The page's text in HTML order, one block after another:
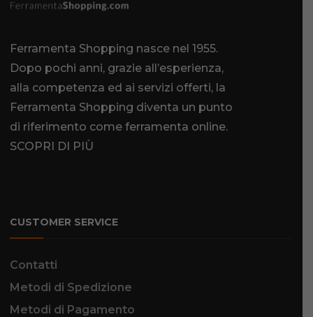
Ferramenta Shopping nasce nel 1955.
Dopo pochi anni, grazie all’esperienza,
alla competenza ed ai servizi offerti, la
Ferramenta Shopping diventa un punto
di riferimento come ferramenta online.
SCOPRI DI PIÙ
CUSTOMER SERVICE
Contatti
Metodi di Spedizione
Metodi di Pagamento